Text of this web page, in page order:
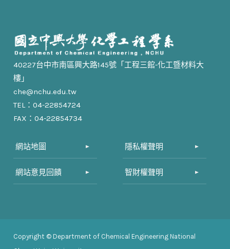
40227台中市南區興大路145號「工程三館-化工暨材料大
樓」
che@nchu.edu.tw
TEL：04-22854724
FAX：04-22854734
網站地圖
網站意見回饋
隱私權聲明
智財權聲明
Copyright © Department of Chemical Engineering National